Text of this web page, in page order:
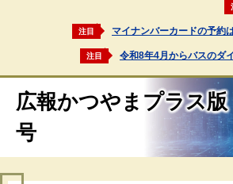
注目 マイナンバーカードの予約
注目 令和8年4月からバスのダ
広報かつやまプラス
号